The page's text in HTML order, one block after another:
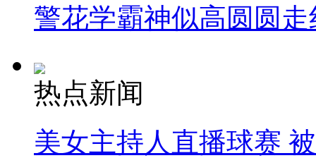
警花学霸神似高圆圆走
热点新闻
美女主持人直播球赛